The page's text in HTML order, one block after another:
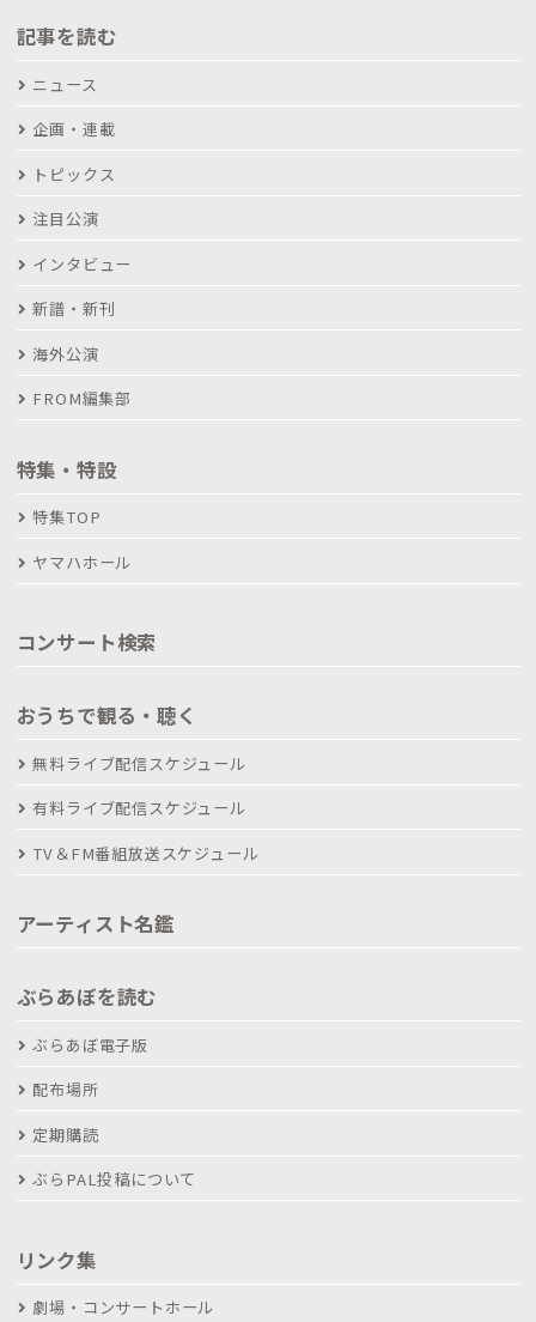
記事を読む
ニュース
企画・連載
トピックス
注目公演
インタビュー
新譜・新刊
海外公演
FROM編集部
特集・特設
特集TOP
ヤマハホール
コンサート検索
おうちで観る・聴く
無料ライブ配信スケジュール
有料ライブ配信スケジュール
TV＆FM番組放送スケジュール
アーティスト名鑑
ぶらあぼを読む
ぶらあぼ電子版
配布場所
定期購読
ぶらPAL投稿について
リンク集
劇場・コンサートホール